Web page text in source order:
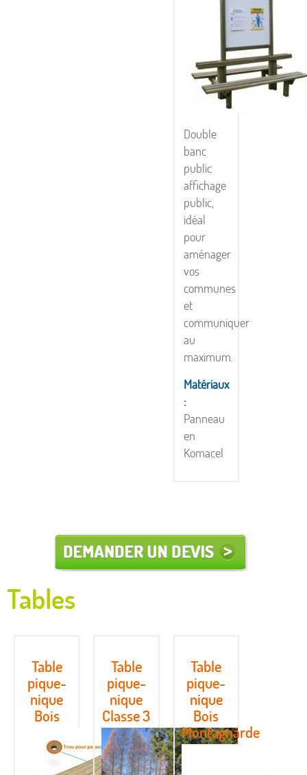
Double
banc
public
affichage
public,
idéal
pour
aménager
vos
communes
et
communiquer
au
maximum.
Matériaux
:
Panneau
en
Komacel
Tables
Table
pique-
nique
Bois
Table
pique-
nique
Classe 3
Table
pique-
nique
Bois
Montagnarde